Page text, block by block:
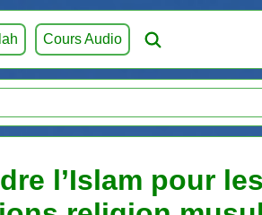
Cours Audio
l’Islam pour